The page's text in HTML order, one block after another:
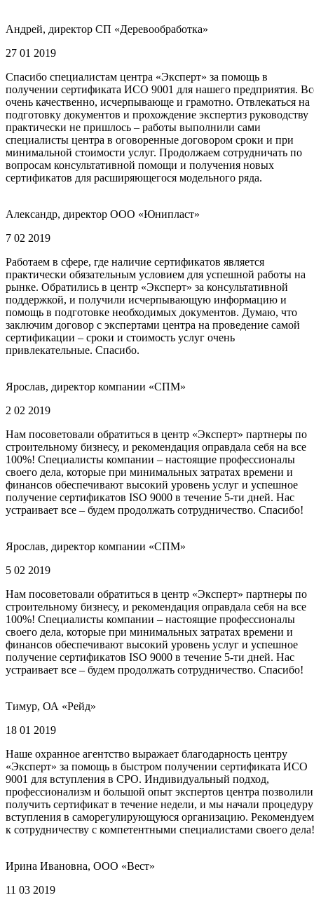
Андрей, директор СП «Деревообработка»
27 01 2019
Спасибо специалистам центра «Эксперт» за помощь в
получении сертификата ИСО 9001 для нашего предприятия.
очень качественно, исчерпывающе и грамотно. Отвлекаться на
подготовку документов и прохождение экспертиз руководству
практически не пришлось – работы выполнили сами
специалисты центра в оговоренные договором сроки и при
минимальной стоимости услуг. Продолжаем сотрудничать по
вопросам консультативной помощи и получения новых
сертификатов для расширяющегося модельного ряда.
Александр, директор ООО «Юнипласт»
7 02 2019
Работаем в сфере, где наличие сертификатов является
практически обязательным условием для успешной работы на
рынке. Обратились в центр «Эксперт» за консультативной
поддержкой, и получили исчерпывающую информацию и
помощь в подготовке необходимых документов. Думаю, что
заключим договор с экспертами центра на проведение самой
сертификации – сроки и стоимость услуг очень
привлекательные. Спасибо.
Ярослав, директор компании «СПМ»
2 02 2019
Нам посоветовали обратиться в центр «Эксперт» партнеры по
строительному бизнесу, и рекомендация оправдала себя на все
100%! Специалисты компании – настоящие профессионалы
своего дела, которые при минимальных затратах времени и
финансов обеспечивают высокий уровень услуг и успешное
получение сертификатов ISO 9000 в течение 5-ти дней. Нас
устраивает все – будем продолжать сотрудничество. Спасибо!
Ярослав, директор компании «СПМ»
5 02 2019
Нам посоветовали обратиться в центр «Эксперт» партнеры по
строительному бизнесу, и рекомендация оправдала себя на все
100%! Специалисты компании – настоящие профессионалы
своего дела, которые при минимальных затратах времени и
финансов обеспечивают высокий уровень услуг и успешное
получение сертификатов ISO 9000 в течение 5-ти дней. Нас
устраивает все – будем продолжать сотрудничество. Спасибо!
Тимур, ОА «Рейд»
18 01 2019
Наше охранное агентство выражает благодарность центру
«Эксперт» за помощь в быстром получении сертификата ИСО
9001 для вступления в СРО. Индивидуальный подход,
профессионализм и большой опыт экспертов центра позволили
получить сертификат в течение недели, и мы начали процедуру
вступления в саморегулирующуюся организацию. Рекомендуем
к сотрудничеству с компетентными специалистами своего дела!
Ирина Ивановна, ООО «Вест»
11 03 2019